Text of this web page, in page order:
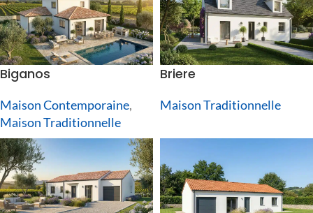
Biganos
Maison Contemporaine,
Maison Traditionnelle
Briere
Maison Traditionnelle